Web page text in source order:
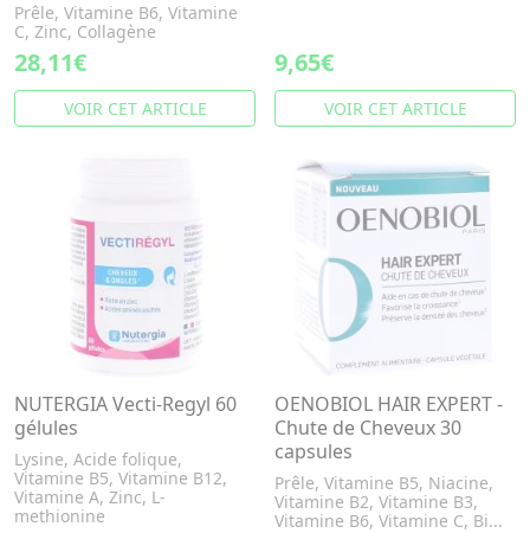
Prêle, Vitamine B6, Vitamine
C, Zinc, Collagène
28,11€
VOIR CET ARTICLE
9,65€
VOIR CET ARTICLE
NUTERGIA Vecti-Regyl 60
gélules
Lysine, Acide folique,
Vitamine B5, Vitamine B12,
Vitamine A, Zinc, L-
methionine
OENOBIOL HAIR EXPERT -
Chute de Cheveux 30
capsules
Prêle, Vitamine B5, Niacine,
Vitamine B2, Vitamine B3,
Vitamine B6, Vitamine C, Bi...